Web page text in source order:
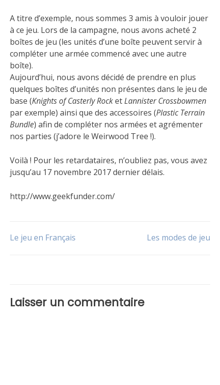
A titre d’exemple, nous sommes 3 amis à vouloir jouer
à ce jeu. Lors de la campagne, nous avons acheté 2
boîtes de jeu (les unités d’une boîte peuvent servir à
compléter une armée commencé avec une autre
boîte).
Aujourd’hui, nous avons décidé de prendre en plus
quelques boîtes d’unités non présentes dans le jeu de
base (Knights of Casterly RocketLannister Crossbowmen
par exemple) ainsi que des accessoires (Plastic Terrain
Bundle) afin de compléter nos armées et agrémenter
nos parties (j’adore le Weirwood Tree !).
Voilà ! Pour les retardataires, n’oubliez pas, vous avez
jusqu’au 17 novembre 2017 dernier délais.
http://www.geekfunder.com/
Le
Pledge
Navigation
l’article
Le jeu en Français Les modes de jeu
Laisser un commentaire